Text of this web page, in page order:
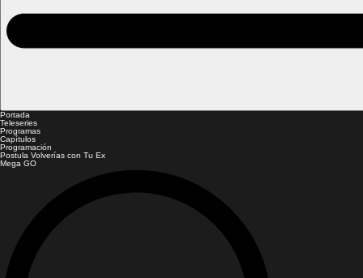
Portada
Teleseries
Programas
Capítulos
Programación
Postula Volverías con Tu Ex
Mega GO